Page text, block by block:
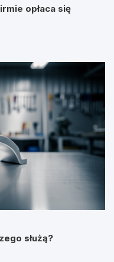
opłaca się
służą?